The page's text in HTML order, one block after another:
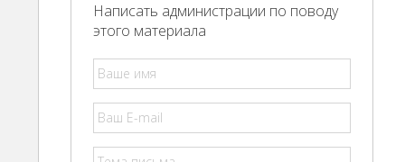
Написать администрации по поводу
этого материала